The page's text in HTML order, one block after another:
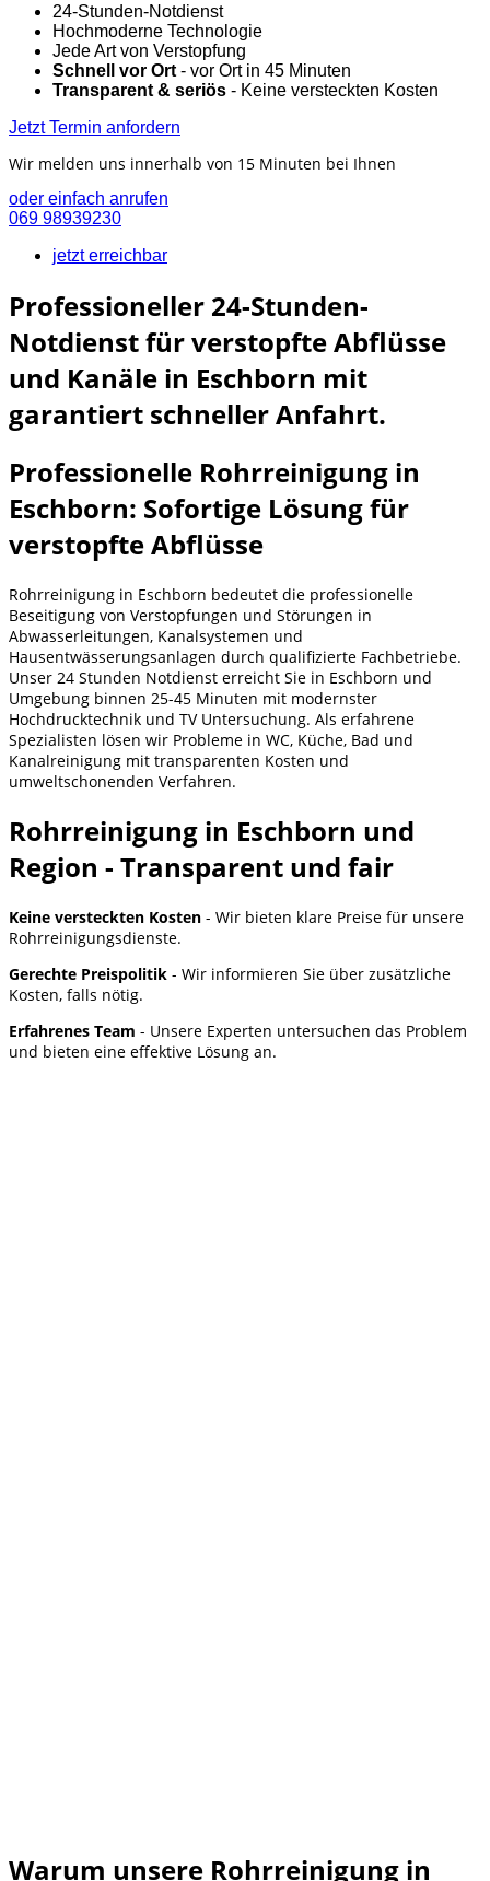
24-Stunden-Notdienst
Hochmoderne Technologie
Jede Art von Verstopfung
Schnell vor Ort - vor Ort in 45 Minuten
Transparent & seriös - Keine versteckten Kosten
Jetzt Termin anfordern
Wir melden uns innerhalb von 15 Minuten bei Ihnen
oder einfach anrufen
069 98939230
jetzt erreichbar
Professioneller 24-Stunden-
Notdienst für verstopfte Abflüsse
und Kanäle in Eschborn mit
garantiert schneller Anfahrt.
Professionelle Rohrreinigung in
Eschborn: Sofortige Lösung für
verstopfte Abflüsse
Rohrreinigung in Eschborn bedeutet die professionelle
Beseitigung von Verstopfungen und Störungen in
Abwasserleitungen, Kanalsystemen und
Hausentwässerungsanlagen durch qualifizierte Fachbetriebe.
Unser 24 Stunden Notdienst erreicht Sie in Eschborn und
Umgebung binnen 25-45 Minuten mit modernster
Hochdrucktechnik und TV Untersuchung. Als erfahrene
Spezialisten lösen wir Probleme in WC, Küche, Bad und
Kanalreinigung mit transparenten Kosten und
umweltschonenden Verfahren.
Rohrreinigung in Eschborn und
Region - Transparent und fair
Keine versteckten Kosten - Wir bieten klare Preise für unsere
Rohrreinigungsdienste.
Gerechte Preispolitik - Wir informieren Sie über zusätzliche
Kosten, falls nötig.
Erfahrenes Team - Unsere Experten untersuchen das Problem
und bieten eine effektive Lösung an.
Warum unsere Rohrreinigung in